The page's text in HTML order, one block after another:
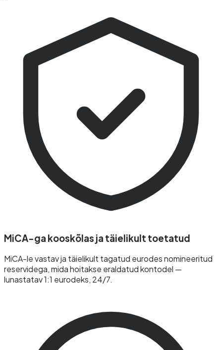
MiCA-ga kooskõlas ja täielikult toetatud
MiCA-le vastav ja täielikult tagatud eurodes nomineeritud
reservidega, mida hoitakse eraldatud kontodel —
lunastatav 1:1 eurodeks, 24/7.